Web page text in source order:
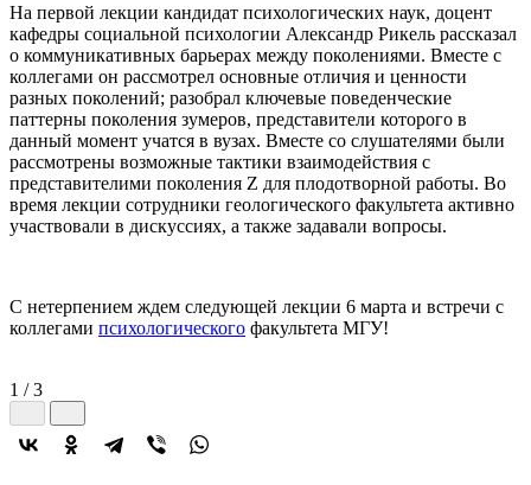
На первой лекции кандидат психологических наук, доцент
кафедры социальной психологии Александр Рикель рассказал
о коммуникативных барьерах между поколениями. Вместе с
коллегами он рассмотрел основные отличия и ценности
разных поколений; разобрал ключевые поведенческие
паттерны поколения зумеров, представители которого в
данный момент учатся в вузах. Вместе со слушателями были
рассмотрены возможные тактики взаимодействия с
представителими поколения Z для плодотворной работы. Во
время лекции сотрудники геологического факультета активно
участвовали в дискуссиях, а также задавали вопросы.
С нетерпением ждем следующей лекции 6 марта и встречи с
коллегами психологического факультета МГУ!
1 /3